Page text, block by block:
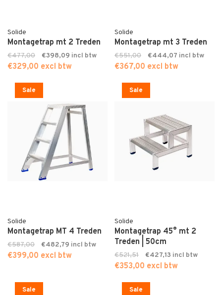
Solide
Montagetrap mt 2 Treden
€477,00 €398,09
€329,00 excl btw
Solide
Montagetrap mt 3 Treden
€551,00 €444,07
€367,00 excl btw
Sale
Solide
Montagetrap MT 4 Treden
€587,00 €482,79
€399,00 excl btw
Sale
Solide
Montagetrap 45° mt 2
Treden | 50cm
€521,51 €427,13
€353,00 excl btw
Sale Sale